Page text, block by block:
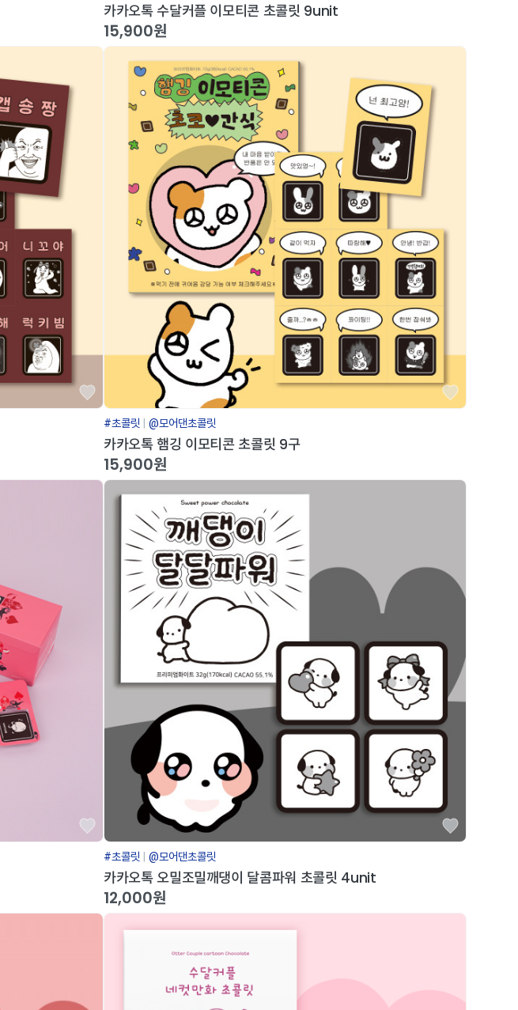
카카오톡 수달커플 이모티콘 초콜릿 9unit
15,900원
#초콜릿 @모어댄초콜릿
카카오톡 햄깅 이모티콘 초콜릿 9구
15,900원
#초콜릿 @모어댄초콜릿
카카오톡 오밀조밀깨댕이 달콤파워 초콜릿 4unit
12,000원